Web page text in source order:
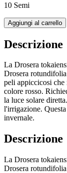
10 Semi
Aggiungi al carrello
Descrizione
La Drosera
Drosera
peli appiccicosi
colore rosso.
la luce solare
l'irrigazione.
invernale.
Descrizione
La Drosera
Drosera